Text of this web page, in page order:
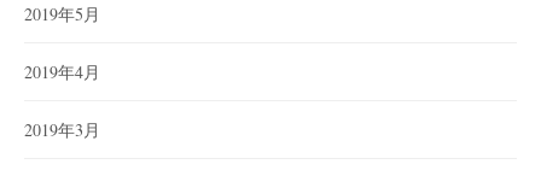
2019年5月
2019年4月
2019年3月